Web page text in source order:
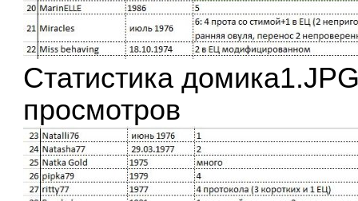
Статистика
просмотров